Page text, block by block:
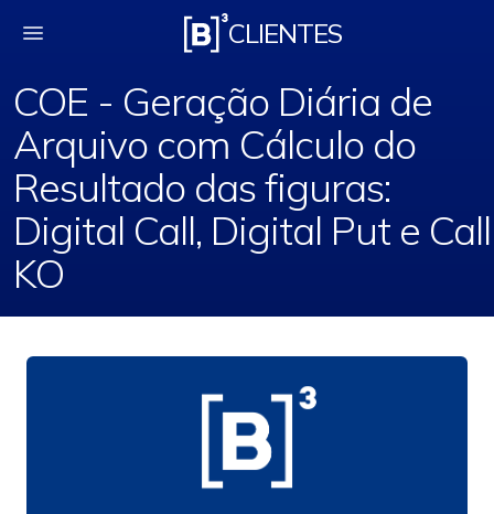
COE - Geração
CLIENTES
COE - Geração Diária de
Arquivo com Cálculo do
Resultado das figuras:
Digital Call, Digital Put e Call
KO